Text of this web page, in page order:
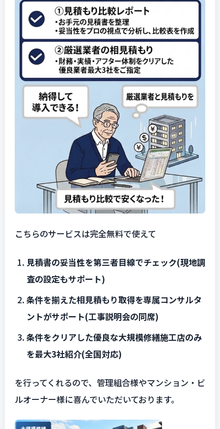
こちらのサービスは完全無料で使えて
見積書の妥当性を第三者目線でチェック(現地調
査の設定もサポート)
条件を揃えた相見積もり取得を専属コンサルタ
ントがサポート(工事説明会の同席)
条件をクリアした優良な大規模修繕施工店のみ
を最大3社紹介(全国対応)
を行ってくれるので、管理組合様やマンション・ビ
ルオーナー様に喜んでいただいております。